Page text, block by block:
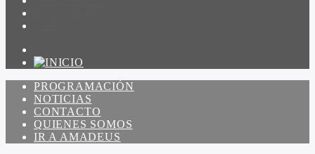
PROGRAMACIÓN
NOTICIAS
CONTACTO
QUIENES SOMOS
IR A AMADEUS